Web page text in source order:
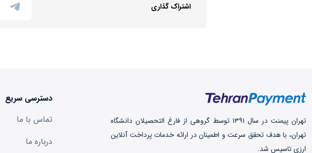
اشتراک گذاری
تهران‌ پیمنت در سال ۱۳۹۱ توسط گروهی از فارغ التحصیلان دانشگاه
تهران، با هدف تحقق سرعت و اطمینان در ارائه خدمات پرداخت‌ آنلاین
ارزی تاسیس شد.
دسترسی سریع
تماس با ما
درباره ما